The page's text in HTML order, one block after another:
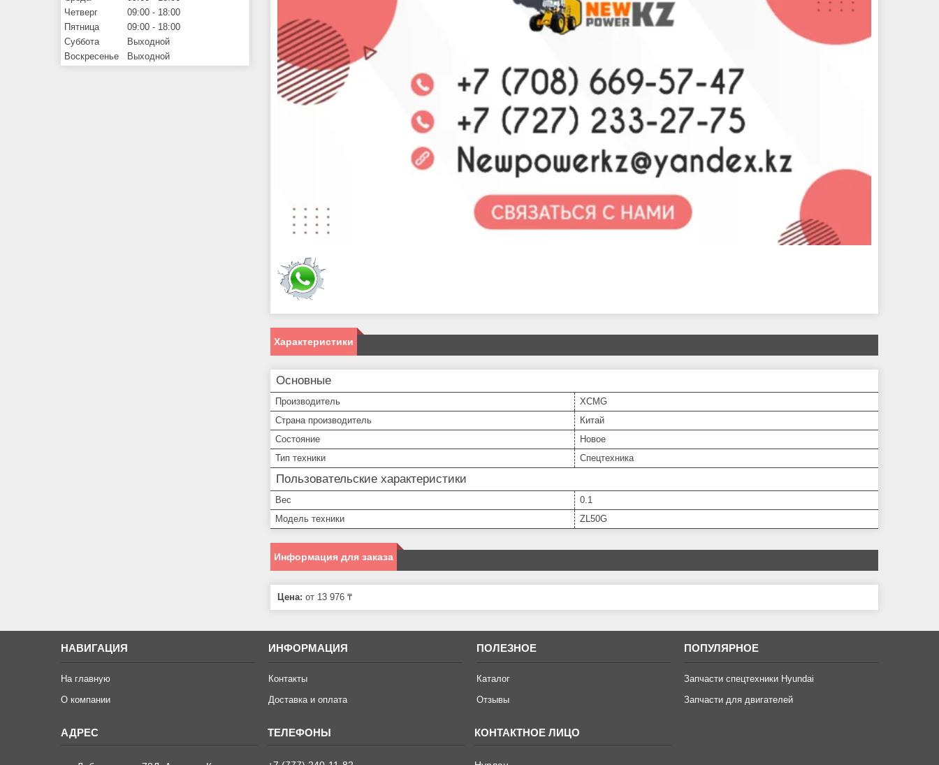
Характеристики
Основные
Производитель
XCMG
Страна производитель
Китай
Состояние
Новое
Тип техники
Спецтехника
Пользовательские характеристики
Вес
0.1
Модель техники
ZL50G
Информация для заказа
Цена: от 13 976 ₸
Четверг
09:00
18:00
Пятница
09:00
18:00
Суббота
Выходной
Воскресенье
Выходной
НАВИГАЦИЯ
На главную
О компании
ИНФОРМАЦИЯ
Контакты
Доставка и оплата
ПОЛЕЗНОЕ
Каталог
Отзывы
ПОПУЛЯРНОЕ
Запчасти спецтехники Hyundai
Запчасти для двигателей